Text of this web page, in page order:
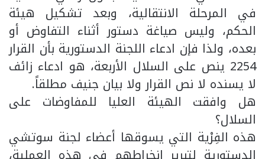
في المرحلة الانتقالية، وبعد تشكيل هيئة
الحكم، وليس صياغة دستور أثناء التفاوض أو
بعده، ولذا فإن ادعاء اللجنة الدستورية بأن القرار
2254 ينص على السلال الأربعة، هو ادعاء زائف
لا يسنده لا نص القرار ولا بيان جنيف مطلقاً.
هل وافقت الهيئة العليا للمفاوضات على
السلال؟
هذه الفِرْية التي يسوقها أعضاء لجنة سوتشي